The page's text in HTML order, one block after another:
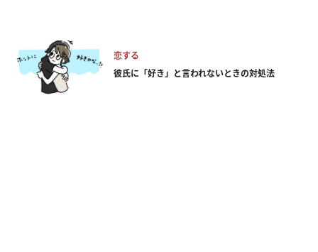
恋する
彼氏に「好き」と言われないときの対処法